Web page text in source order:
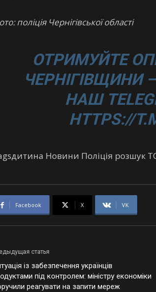
поліція Чернігівської області
ОТРИМУЙТЕ
ЧЕРНІГІВЩИНИ
НАШ
HTTPS://
Новини Поліція розшук
Facebook X VK
статья
із забезпечення українців
під контролем: міністру економіки
реагувати на запити мереж